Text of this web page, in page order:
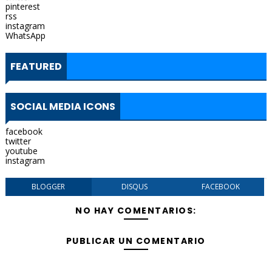
pinterest
rss
instagram
WhatsApp
FEATURED
SOCIAL MEDIA ICONS
facebook
twitter
youtube
instagram
BLOGGER DISQUS FACEBOOK
NO HAY COMENTARIOS:
PUBLICAR UN COMENTARIO